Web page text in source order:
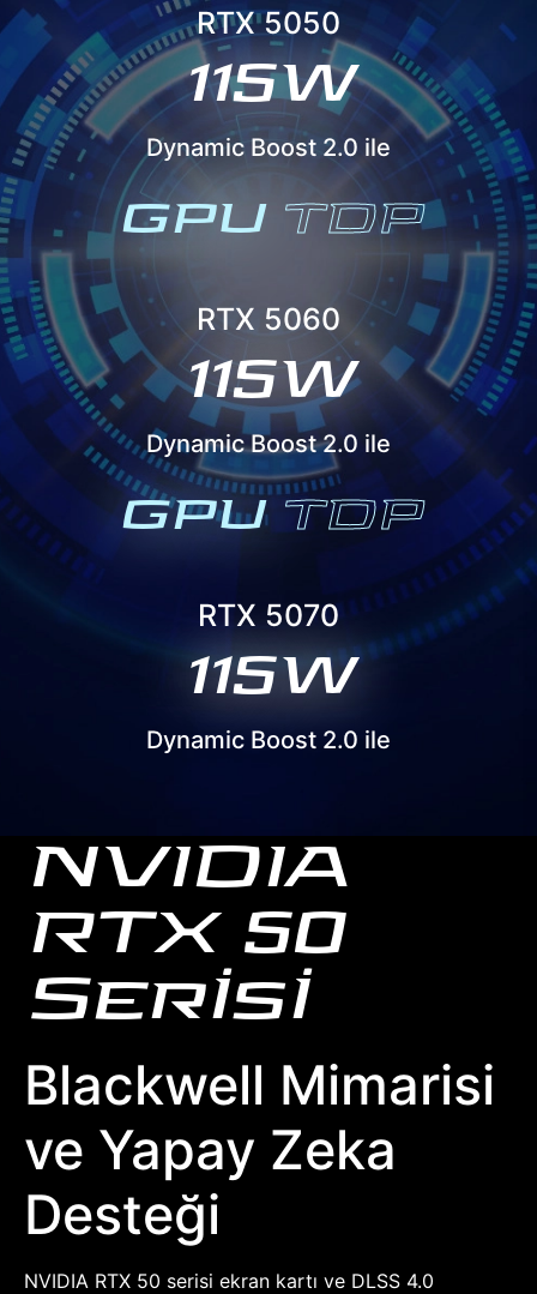
RTX 5050
115W
Dynamic Boost 2.0 ile
GPU TDP
RTX 5060
115W
Dynamic Boost 2.0 ile
GPU TDP
RTX 5070
115W
Dynamic Boost 2.0 ile
NVIDIA
RTX 50
Serİsİ
Blackwell Mimarisi
ve Yapay Zeka
Desteği
NVIDIA RTX 50 serisi ekran kartı ve DLSS 4.0